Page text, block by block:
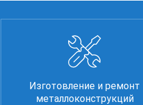
Изготовление и ремонт
металлоконструкций